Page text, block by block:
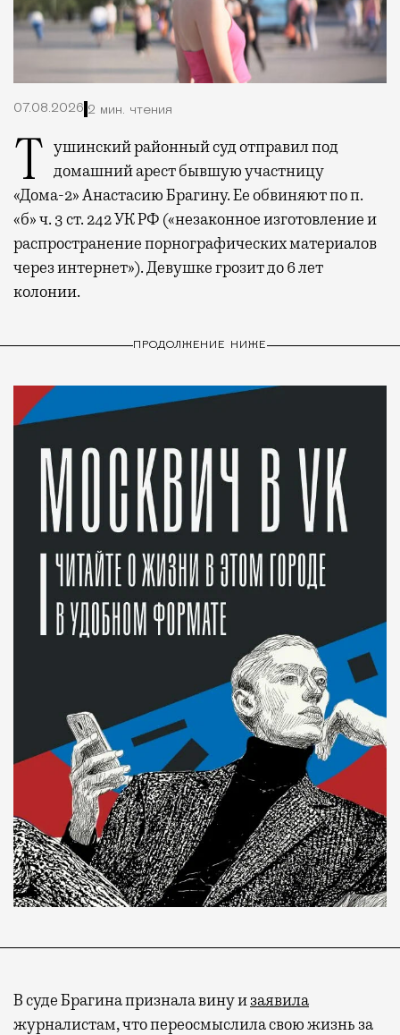
07.08.2026 2 мин. чтения
Тушинский районный суд отправил под домашний арест бывшую участницу
«Дома-2» Анастасию Брагину. Ее обвиняют по п.
«б» ч. 3 ст. 242 УК РФ («незаконное изготовление и
распространение порнографических материалов
через интернет»). Девушке грозит до 6 лет
колонии.
ПРОДОЛЖЕНИЕ НИЖЕ
В суде Брагина признала вину изаявила
журналистам, что переосмыслила свою жизнь за